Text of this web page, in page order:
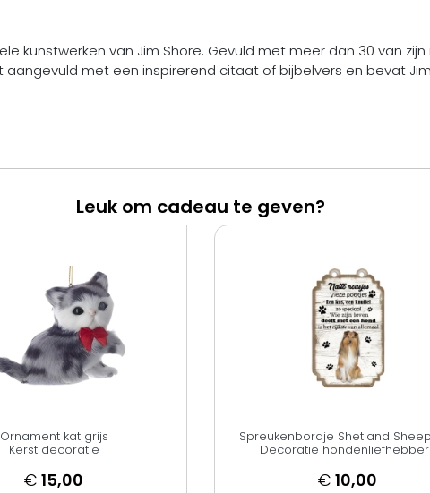
kunstwerken van Jim Shore. Gevuld met meer dan 30 van
met een inspirerend citaat of bijbelvers en bevat
Leuk om cadeau te geven?
Ornament kat grijs
Kerst decoratie
€ 15,00
Spreukenbordje Shetland
Decoratie
€ 10,00